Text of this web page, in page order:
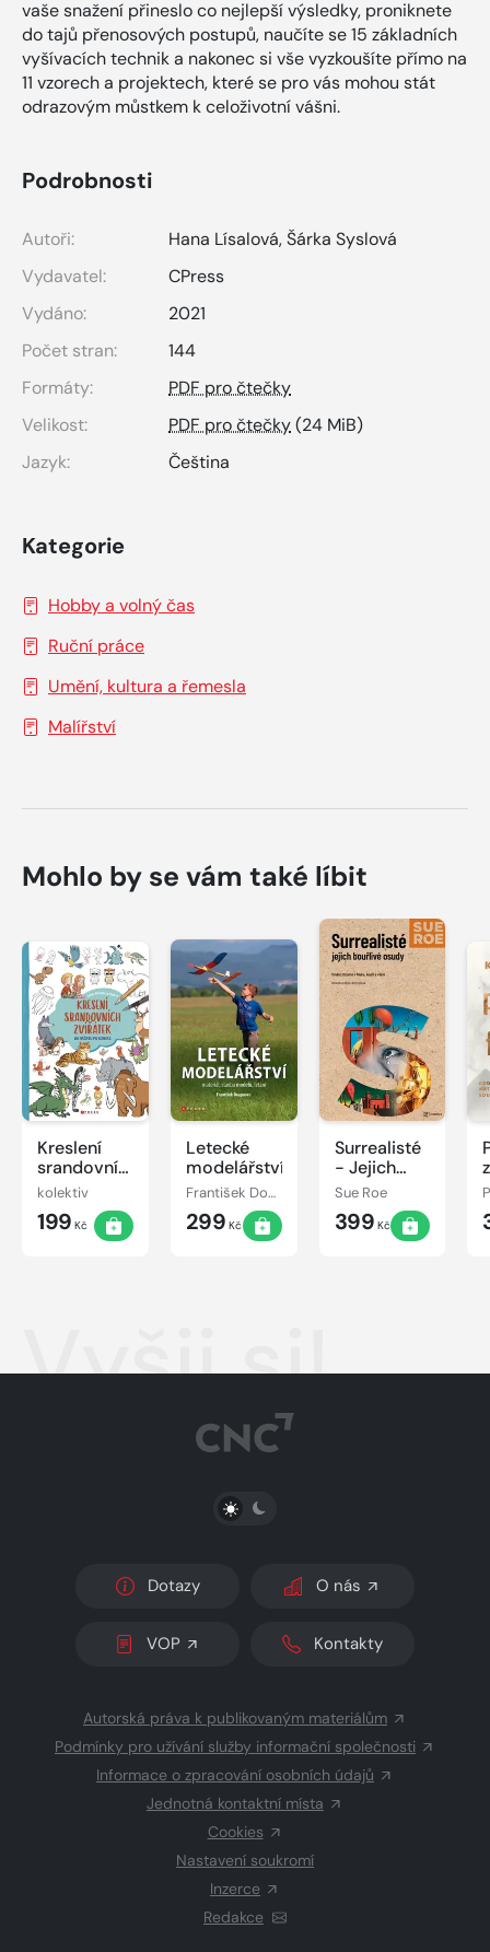
vaše snažení přineslo co nejlepší výsledky, proniknete
do tajů přenosových postupů, naučíte se 15 základních
vyšívacích technik a nakonec si vše vyzkoušíte přímo na
11 vzorech a projektech, které se pro vás mohou stát
odrazovým můstkem k celoživotní vášni.
Podrobnosti
Autoři: Hana Lísalová,Šárka Syslová
Vydavatel:
CPress
Vydáno:
2021
Počet stran:
144
Formáty:
PDF pro čtečky
Velikost:
PDF pro čtečky(24 MiB)
Jazyk:
Čeština
Kategorie
Hobby a volný čas
Ruční práce
Umění, kultura a řemesla
Malířství
Mohlo by se vám také líbit
Kreslení
srandovních
zvířátek
kolektiv
199 Kč
Letecké
modelářství
František Doupovec
299 Kč
Surrealisté
- Jejich
bouřlivé
osudy
Sue Roe
399 Kč
Vyšij si!
PŘEPNOUT SVĚTLÝ/TMAVÝ REŽIM
Dotazy O nás
VOP Kontakty
Autorská práva k publikovaným materiálům
Podmínky pro užívání služby informační společnosti
Informace o zpracování osobních údajů
Jednotná kontaktní místa
Cookies
Nastavení soukromí
Inzerce
Redakce